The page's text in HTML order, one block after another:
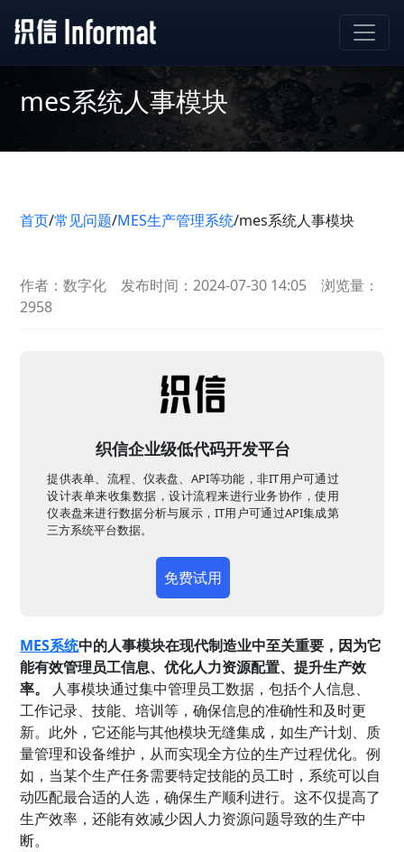
mes系统人事模块
首页/常见问题/MES生产管理系统/mes系统人事模块
作者：数字化 发布时间：2024-07-30 14:05
浏览量：
2958
织信企业级低代码开发平台
提供表单、流程、仪表盘、API等功能，非IT用户可通过
设计表单来收集数据，设计流程来进行业务协作，使用
仪表盘来进行数据分析与展示，IT用户可通过API集成第
三方系统平台数据。
免费试用
MES系统中的人事模块在现代制造业中至关重要，因为它
能有效管理员工信息、优化人力资源配置、提升生产效
率。
人事模块通过集中管理员工数据，包括个人信息、
工作记录、技能、培训等，确保信息的准确性和及时更
新。此外，它还能与其他模块无缝集成，如生产计划、质
量管理和设备维护，从而实现全方位的生产过程优化。例
如，当某个生产任务需要特定技能的员工时，系统可以自
动匹配最合适的人选，确保生产顺利进行。这不仅提高了
生产效率，还能有效减少因人力资源问题导致的生产中
断。